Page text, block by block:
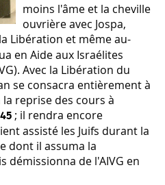
moins l'âme et la cheville
ouvrière avec Jospa,
Libération et même au-
en Aide aux Israélites
Avec la Libération du
se consacra entièrement à
reprise des cours à
; il rendra encore
assisté les Juifs durant la
dont il assuma la
démissionna de l'AIVG en